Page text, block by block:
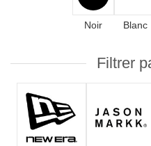
Noir Blanc
Filtrer